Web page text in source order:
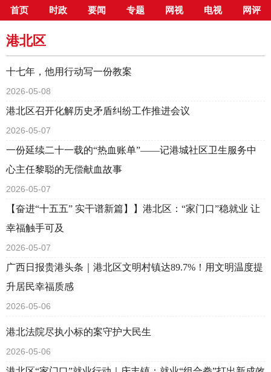
首页 时政 要闻 专题 网视 电视 网评
当前位置： 首页> 新闻中心> 县市区> 港北区
港北区
十七年，他用行动写一份教案
2026-05-08
港北区召开化解历史矛盾纠纷工作推进会议
2026-05-07
一份延续二十一载的“热血账单”——记港城社区卫生服务中
心主任黎聪的无偿献血故事
2026-05-07
【奋进“十五五” 实干谱新篇】】港北区：“家门口”稳就业 让
幸福触手可及
2026-05-07
广西日报贵港头条｜港北区文明村镇达89.7%！用文明温度提
升居民幸福质感
2026-05-06
港北法院尽执小标的案守护大民生
2026-05-06